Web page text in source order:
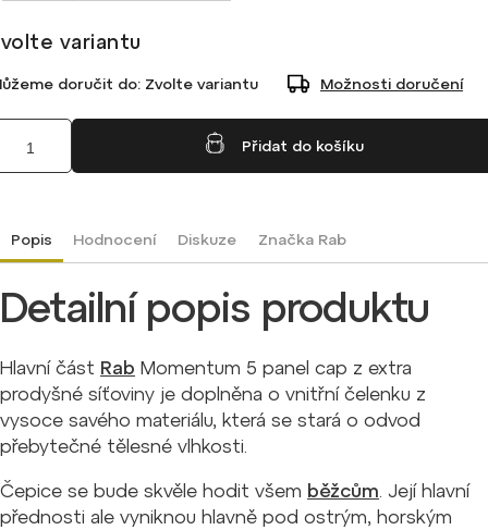
variantu
doručit do: Zvolte variantu Možnosti doručení
Přidat do košíku
Popis Hodnocení Diskuze ZnačkaRab
Detailní popis produktu
Hlavní část Rab Momentum 5 panel cap z extra
prodyšné síťoviny je doplněna o vnitřní čelenku z
vysoce savého materiálu, která se stará o odvod
přebytečné tělesné vlhkosti.
Čepice se bude skvěle hodit všem běžcům. Její hlavní
přednosti ale vyniknou hlavně pod ostrým, horským